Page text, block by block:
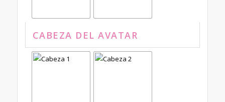
CABEZA DEL AVATAR